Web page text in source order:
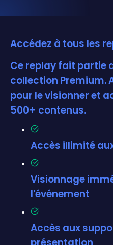
Accédez à tous les
Ce replay fait partie
collection Premium.
pour le visionner et
500+ contenus.
Accès illimité
Visionnage
l'événement
Accès aux